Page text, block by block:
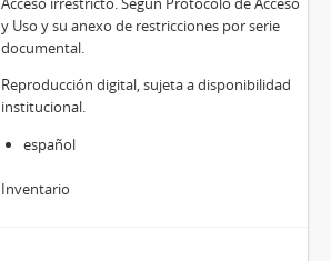
y Uso y su anexo de restricciones por serie
documental.
Reproducción digital, sujeta a disponibilidad
institucional.
español
Inventario